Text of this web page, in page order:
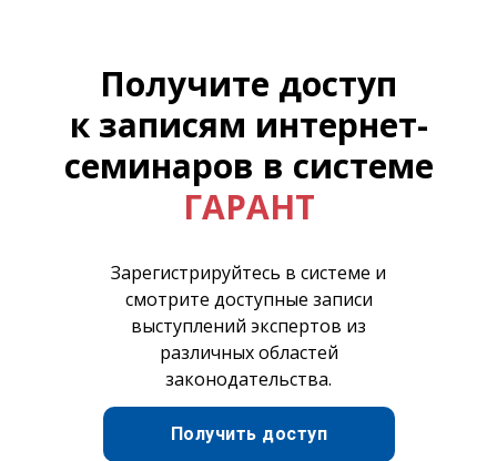
Получите доступ
к записям интернет-
семинаров в системе
ГАРАНТ
Зарегистрируйтесь в системе и
смотрите доступные записи
выступлений экспертов из
различных областей
законодательства.
Получить доступ